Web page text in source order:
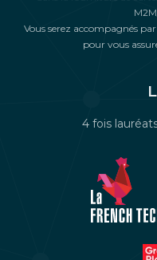
Vous serez accompagnés
pour vous
4 fois